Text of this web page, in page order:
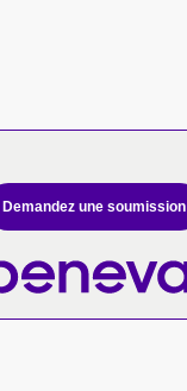
Demandez une soumission